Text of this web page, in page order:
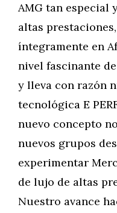
AMG tan especial
altas
íntegramente en
nivel fascinante
y lleva con razón
tecnológica E
nuevo concepto
nuevos grupos
experimentar
de lujo de altas
Nuestro avance